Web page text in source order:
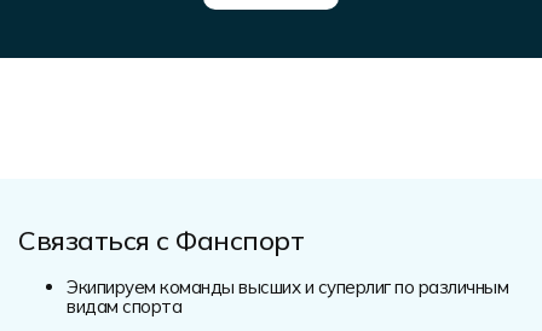
Связаться с Фанспорт
Экипируем команды высших и суперлиг по различным
видам спорта